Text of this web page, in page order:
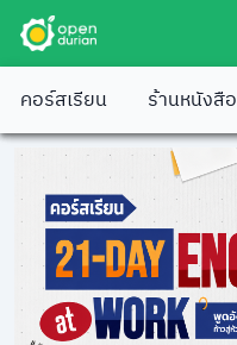
คอร์สเรียน ร้านหนังสือ